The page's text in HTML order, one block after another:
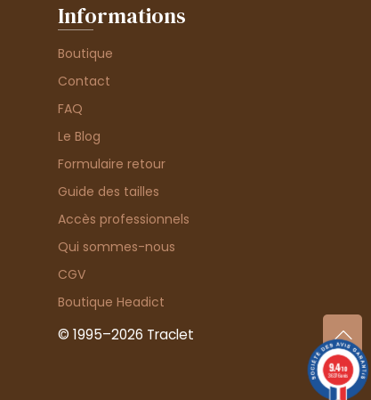
Informations
Boutique
Contact
FAQ
Le Blog
Formulaire retour
Guide des tailles
Accès professionnels
Qui sommes-nous
CGV
Boutique Headict
© 1995–2026 Traclet
9.4/10
36376 avis